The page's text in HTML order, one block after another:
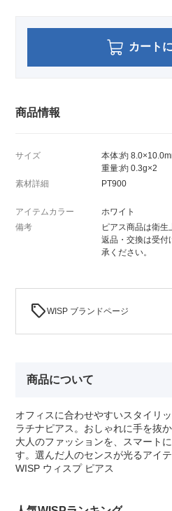
カート
商品情報
サイズ
本体:約
重量:約 0.3g×2
素材詳細
PT900
アイテムカラー
ホワイト
備考
ピアス商品は衛
返品・交換は受付
承ください。
sellWISP ブランドページ
商品について
オフィスに合わせやすいスタイリ
ラチナピアス。おしゃれに手を抜
大人のファッションを、スマート
す。選んだ人のセンスが光るアイテ
WISP ウィスプ ピアス